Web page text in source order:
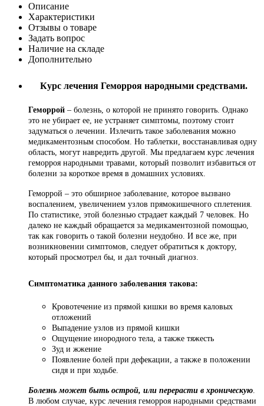
Описание
Характеристики
Отзывы о товаре
Задать вопрос
Наличие на складе
Дополнительно
Курс лечения Геморроя народными средствами.
Геморрой – болезнь, о которой не принято говорить. Однако
это не убирает ее, не устраняет симптомы, поэтому стоит
задуматься о лечении. Излечить такое заболевания можно
медикаментозным способом. Но таблетки, восстанавливая одну
область, могут навредить другой. Мы предлагаем курс лечения
геморроя народными травами, который позволит избавиться от
болезни за короткое время в домашних условиях.
Геморрой – это обширное заболевание, которое вызвано
воспалением, увеличением узлов прямокишечного сплетения.
По статистике, этой болезнью страдает каждый 7 человек. Но
далеко не каждый обращается за медикаментозной помощью,
так как говорить о такой болезни неудобно. И все же, при
возникновении симптомов, следует обратиться к доктору,
который просмотрел бы, и дал точный диагноз.
Симптоматика данного заболевания такова:
Кровотечение из прямой кишки во время каловых
отложений
Выпадение узлов из прямой кишки
Ощущение инородного тела, а также тяжесть
Зуд и жжение
Появление болей при дефекации, а также в положении
сидя и при ходьбе.
Болезнь может быть острой, или перерасти в хроническую.
В любом случае, курс лечения геморроя народными средствами